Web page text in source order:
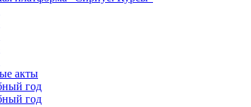
акты
год
год